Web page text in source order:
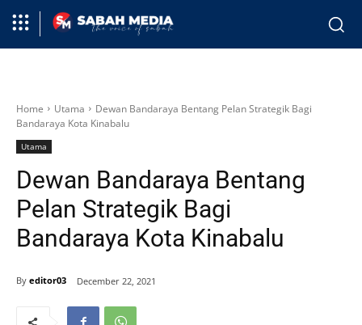
Home Utama
Dewan Bandaraya Bentang Pelan Strategik Bagi
Bandaraya Kota Kinabalu
Utama
Dewan Bandaraya Bentang
Pelan Strategik Bagi
Bandaraya Kota Kinabalu
By editor03 December 22, 2021